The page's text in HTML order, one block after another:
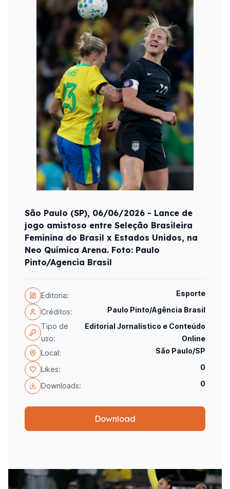
São Paulo (SP), 06/06/2026 - Lance de
jogo amistoso entre Seleção Brasileira
Feminina do Brasil x Estados Unidos, na
Neo Química Arena. Foto: Paulo
Pinto/Agencia Brasil
Editoria: Esporte
Créditos:
Paulo Pinto/Agência Brasil
Tipo de
uso:
Editorial Jornalístico e Conteúdo
Online
Local:
São Paulo/SP
Likes: 0
Downloads: 0
Download